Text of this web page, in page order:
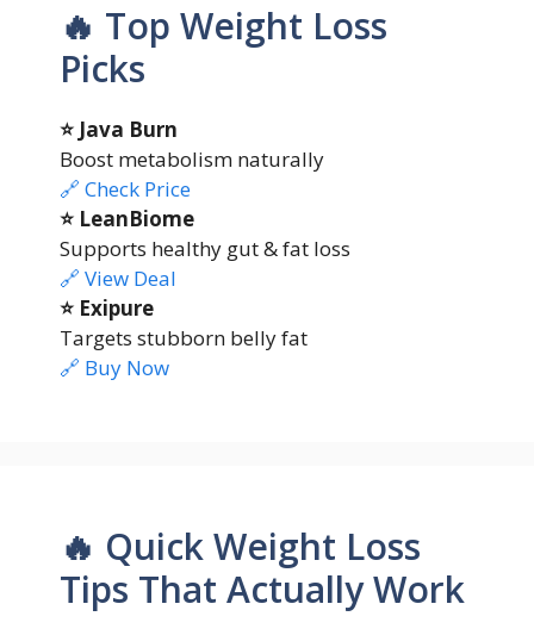
🔥 Top Weight Loss
Picks
⭐ Java Burn
Boost metabolism naturally
🔗 Check Price
⭐ LeanBiome
Supports healthy gut & fat loss
🔗 View Deal
⭐ Exipure
Targets stubborn belly fat
🔗 Buy Now
🔥 Quick Weight Loss
Tips That Actually Work